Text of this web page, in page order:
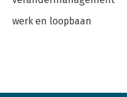
werk en loopbaan